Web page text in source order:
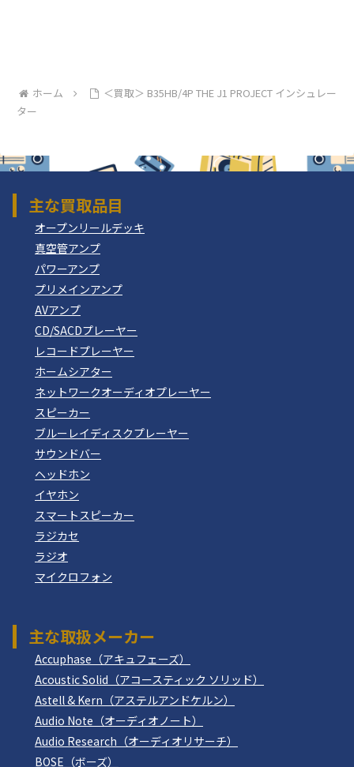
ホーム
＜買取＞ B35HB/4P THE J1 PROJECT インシュレー
ター
主な買取品目
オープンリールデッキ
真空管アンプ
パワーアンプ
プリメインアンプ
AVアンプ
CD/SACDプレーヤー
レコードプレーヤー
ホームシアター
ネットワークオーディオプレーヤー
スピーカー
ブルーレイディスクプレーヤー
サウンドバー
ヘッドホン
イヤホン
スマートスピーカー
ラジカセ
ラジオ
マイクロフォン
主な取扱メーカー
Accuphase（アキュフェーズ）
Acoustic Solid（アコースティック ソリッド）
Astell & Kern（アステルアンドケルン）
Audio Note（オーディオノート）
Audio Research（オーディオリサーチ）
BOSE（ボーズ）